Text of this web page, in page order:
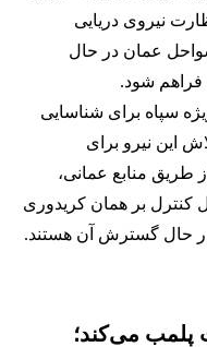
نیروی دریایی
سواحل عمان در حال
شود.
سپاه برای شناسایی
این نیرو برای
طریق منابع عمانی،
کنترل بر همان کریدوری
حال گسترش آن هستند.
می‌کند؛